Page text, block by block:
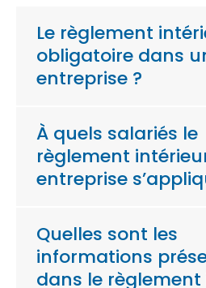
Le règlement
obligatoire dans
entreprise ?
À quels salariés le
règlement
entreprise
Quelles sont les
informations
dans le